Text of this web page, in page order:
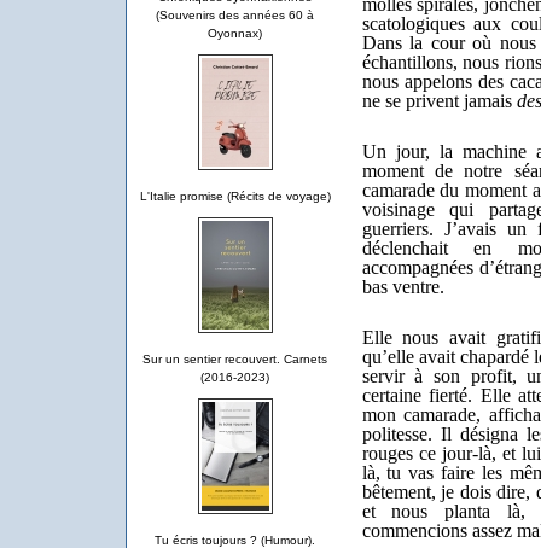
(Souvenirs des années 60 à
Oyonnax)
L'Italie promise (Récits de voyage)
Sur un sentier recouvert. Carnets
(2016-2023)
Tu écris toujours ? (Humour).
scatologiques aux
Dans la cour où nous
échantillons, nous
nous appelons des
ne se privent jamais
Un jour, la machine
moment de notre
camarade du moment
voisinage qui
guerriers. J’avais
déclenchait en
accompagnées
bas ventre.
Elle nous avait
qu’elle avait chapardé
servir à son profit,
certaine fierté. Elle
mon camarade,
politesse. Il désigna
rouges ce jour-là, et
là, tu vas faire les
bêtement, je dois dire,
et nous planta là,
commencions assez